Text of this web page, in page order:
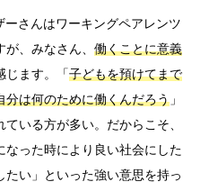
ーさんはワーキングペアレンツ
、みなさん、 働くことに意義
じます。「子どもを預けてまで
分は何のために働くんだろう 」
ている方が多い。だからこそ、
なった時により良い社会にした
たい」といった強い意思を持っ